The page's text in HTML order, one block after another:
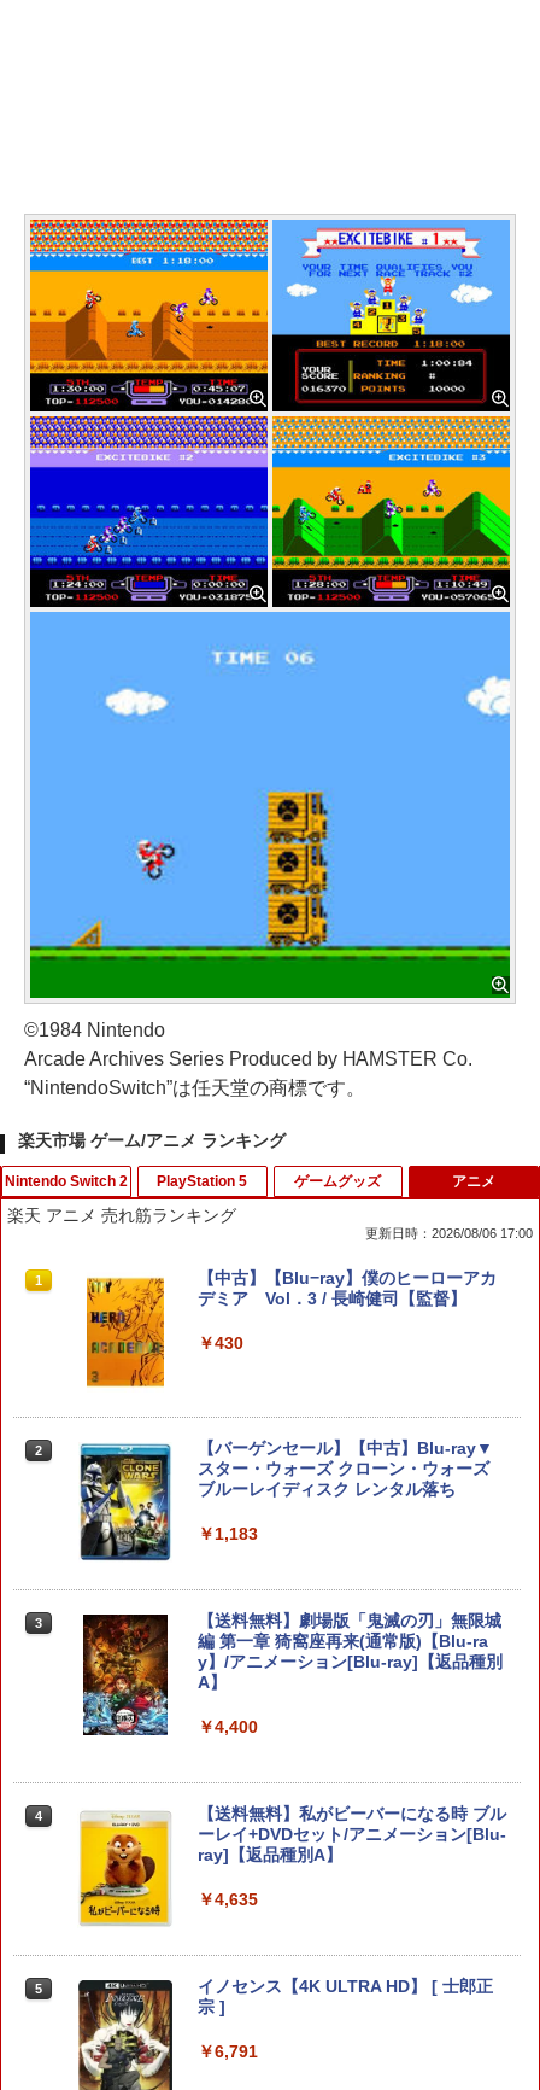
©1984 Nintendo
Arcade Archives Series Produced by HAMSTER Co.
“NintendoSwitch”は任天堂の商標です。
楽天市場 ゲーム/アニメ ランキング
Nintendo Switch 2
1
eFootball(TM) Kick-Off! 【Switch2】
RL205-J1
￥3,600
2
アンサー Switch2/PC用 miniコントロ
ーラー ブラック [ANS-SW200BK]
3
ドラゴンクエストXI 過ぎ去りし時を求
めて S Switch2版
￥4,930
￥4,980
バ-ス]
PlayStation 5
1
PS5 スティックカバー コントローラー
交換用 スティックキャップ PS4 コント
ントローラー Edge ハンドル 交換用 周
￥630
【中古】 ELDEN RING／PS5
ック】 【日本語説明書付き】 Brook Wi
PS5 XBOX Elite コントローラー用 Swit
ch PC X-input 対応 正規輸入品
￥4,980
【中古】[PS5] 仁王3 通常版 コーエーテ
クモゲームス(20260206)
￥5,050
ゲームグッズ
1
【中古】アサシン クリード4 ブラック フ
ラッグ - PS3
￥300
2 【中古】PS2 ソウルキャリバーII
￥440
3 【中古】鬼滅の刃 ヒノカミ血風譚 - PS4
￥769
NewスーパーマリオブラザーズWii ノコ
ノコエアホッケー
￥1,254
ンク1
アニメ
楽天 アニメ 売れ筋ランキング
更新日時：2026/08/06 17:00
1
【中古】【Blu−ray】僕のヒーローアカ
デミア Vol．3 / 長崎健司【監督】
￥430
2
【バーゲンセール】【中古】Blu-ray▼
スター・ウォーズ クローン・ウォーズ
ブルーレイディスク レンタル落ち
￥1,183
3
【送料無料】劇場版「鬼滅の刃」無限城
編 第一章 猗窩座再来(通常版)【Blu-ra
y】/アニメーション[Blu-ray]【返品種別
A】
￥4,400
4
【送料無料】私がビーバーになる時 ブル
ーレイ+DVDセット/アニメーション[Blu-
ray]【返品種別A】
￥4,635
5
イノセンス【4K ULTRA HD】 [ 士郎正
宗 ]
￥6,791